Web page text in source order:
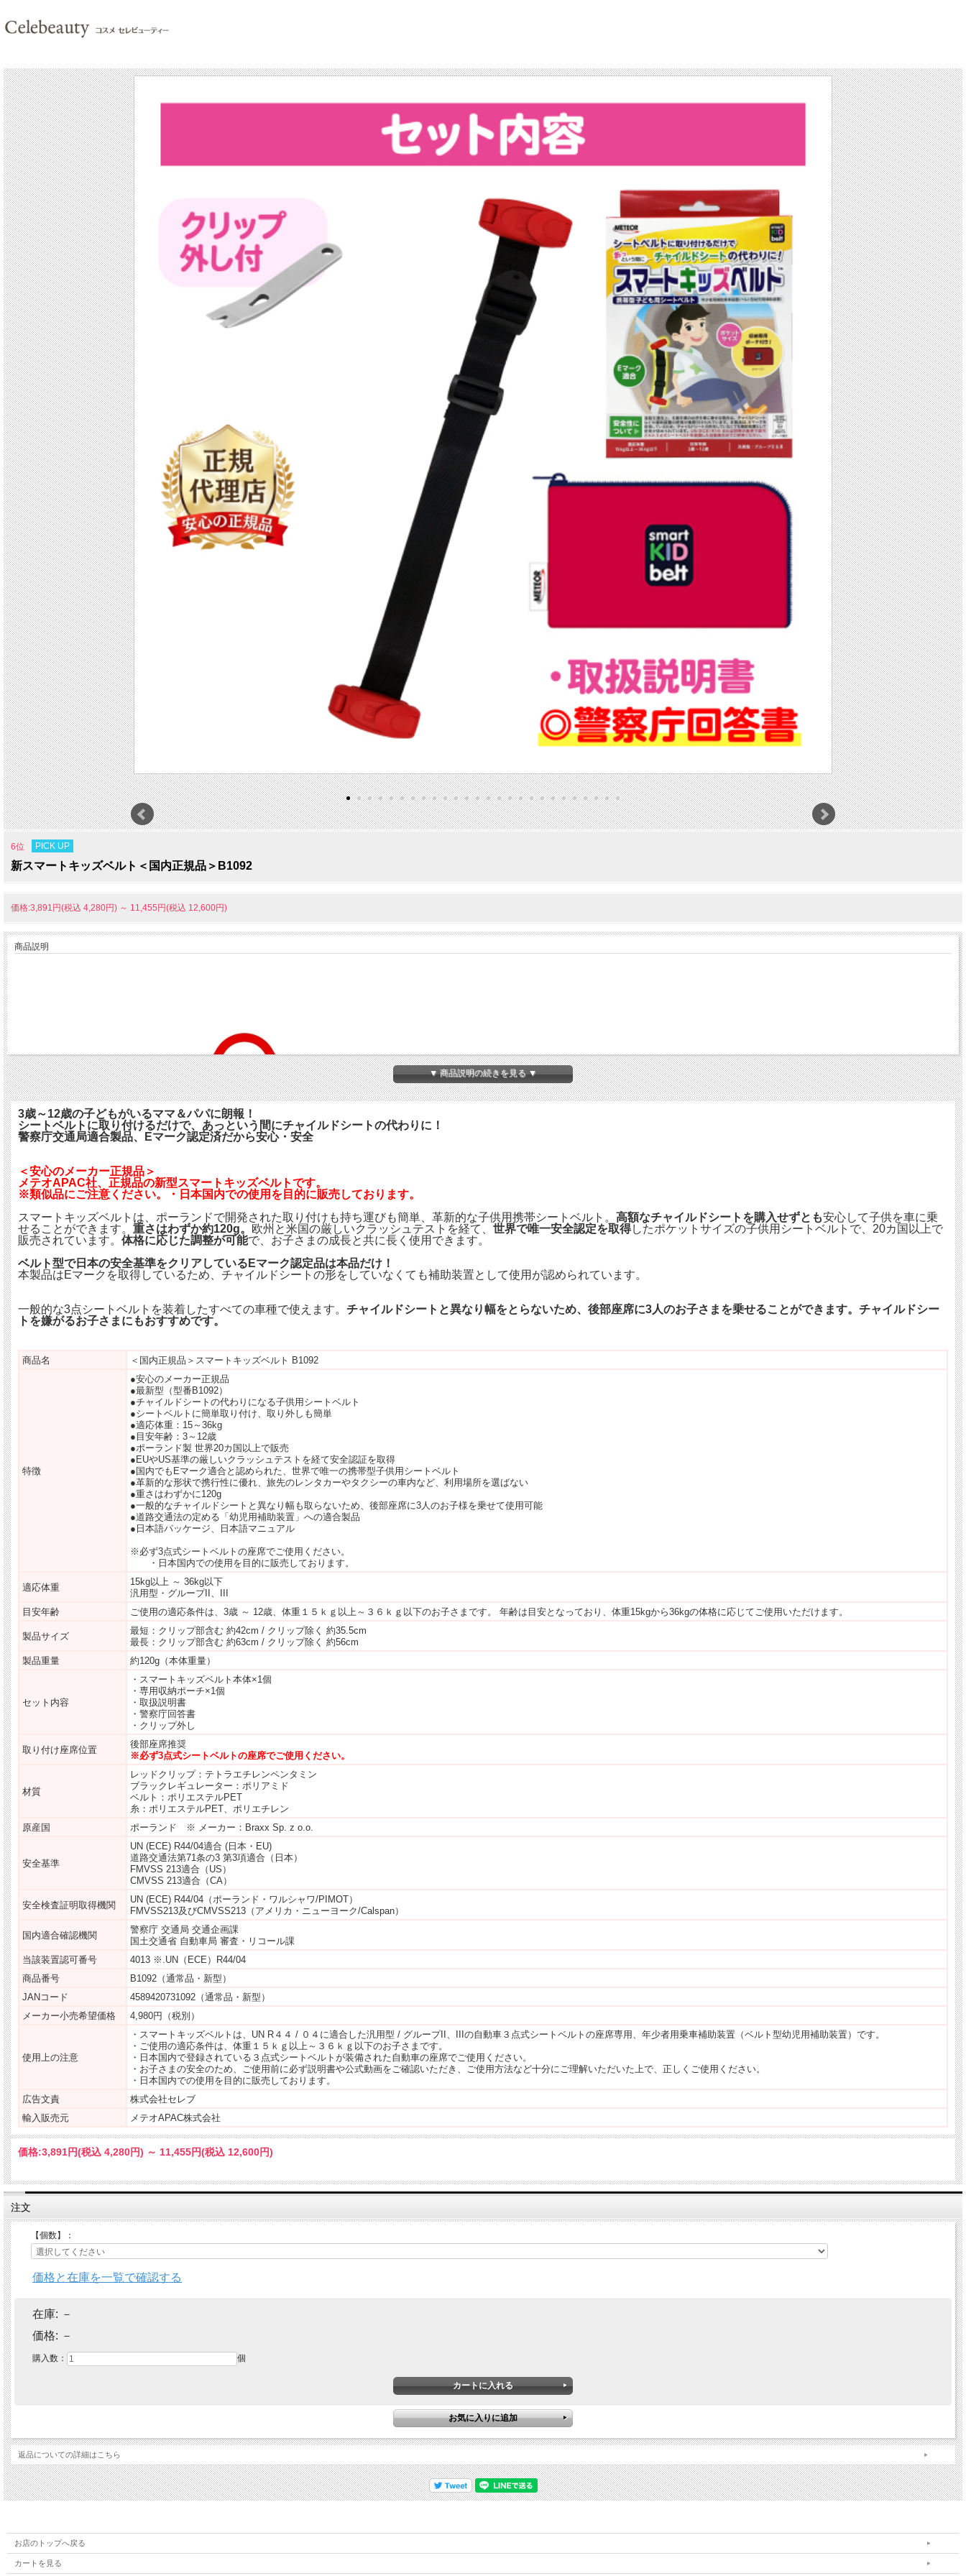
6位 PICK UP
新スマートキッズベルト＜国内正規品＞B1092
価格:3,891円(税込 4,280円) ～ 11,455円(税込 12,600円)
商品説明
▼ 商品説明の続きを見る ▼
3歳～12歳の子どもがいるママ＆パパに朗報！
シートベルトに取り付けるだけで、あっという間にチャイルドシートの代わりに！
警察庁交通局適合製品、Eマーク認定済だから安心・安全
＜安心のメーカー正規品＞
メテオAPAC社、正規品の新型スマートキッズベルトです。
※類似品にご注意ください。・日本国内での使用を目的に販売しております。
スマートキッズベルトは、ポーランドで開発された取り付けも持ち運びも簡単、革新的な子供用携帯シートベルト。 高額なチャイルドシートを購入せずとも安心して子供を車に乗
せることができます。 重さはわずか約120g。 欧州と米国の厳しいクラッシュテストを経て、 世界で唯一安全認定を取得したポケットサイズの子供用シートベルトで、20カ国以上で
販売されています。 体格に応じた調整が可能で、お子さまの成長と共に長く使用できます。
ベルト型で日本の安全基準をクリアしているEマーク認定品は本品だけ！
本製品はEマークを取得しているため、チャイルドシートの形をしていなくても補助装置として使用が認められています。
一般的な3点シートベルトを装着したすべての車種で使えます。 チャイルドシートと異なり幅をとらないため、後部座席に3人のお子さまを乗せることができます。チャイルドシー
トを嫌がるお子さまにもおすすめです。
商品名 ＜国内正規品＞スマートキッズベルト B1092
特徴
●安心のメーカー正規品
●最新型（型番B1092）
●チャイルドシートの代わりになる子供用シートベルト
●シートベルトに簡単取り付け、取り外しも簡単
●適応体重：15～36kg
●目安年齢：3～12歳
●ポーランド製 世界20カ国以上で販売
●EUやUS基準の厳しいクラッシュテストを経て安全認証を取得
●国内でもEマーク適合と認められた、世界で唯一の携帯型子供用シートベルト
●革新的な形状で携行性に優れ、旅先のレンタカーやタクシーの車内など、利用場所を選ばない
●重さはわずかに120g
●一般的なチャイルドシートと異なり幅も取らないため、後部座席に3人のお子様を乗せて使用可能
●道路交通法の定める「幼児用補助装置」への適合製品
●日本語パッケージ、日本語マニュアル
※必ず3点式シートベルトの座席でご使用ください。
・日本国内での使用を目的に販売しております。
適応体重
15kg以上 ～ 36kg以下
汎用型・グループII、III
目安年齢
ご使用の適応条件は、3歳 ～ 12歳、体重１５ｋｇ以上～３６ｋｇ以下のお子さまです。 年齢は目安となっており、体重15kgから36kgの体格に応じてご使用いただけます。
製品サイズ
最短：クリップ部含む 約42cm / クリップ除く 約35.5cm
最長：クリップ部含む 約63cm / クリップ除く 約56cm
製品重量
約120g（本体重量）
セット内容
・スマートキッズベルト本体×1個
・専用収納ポーチ×1個
・取扱説明書
・警察庁回答書
・クリップ外し
取り付け座席位置
後部座席推奨
※必ず3点式シートベルトの座席でご使用ください。
材質
レッドクリップ：テトラエチレンペンタミン
ブラックレギュレーター：ポリアミド
ベルト：ポリエステルPET
糸：ポリエステルPET、ポリエチレン
原産国
ポーランド ※ メーカー：Braxx Sp. z o.o.
安全基準
UN (ECE) R44/04適合 (日本・EU)
道路交通法第71条の3 第3項適合（日本）
FMVSS 213適合（US）
CMVSS 213適合（CA）
安全検査証明取得機関
UN (ECE) R44/04（ポーランド・ワルシャワ/PIMOT）
FMVSS213及びCMVSS213（アメリカ・ニューヨーク/Calspan）
国内適合確認機関
警察庁 交通局 交通企画課
国土交通省 自動車局 審査・リコール課
当該装置認可番号
4013 ※.UN（ECE）R44/04
商品番号
B1092（通常品・新型）
JANコード
4589420731092（通常品・新型）
メーカー小売希望価格
4,980円（税別）
使用上の注意
・スマートキッズベルトは、UN R４４ / ０４に適合した汎用型 / グループII、IIIの自動車３点式シートベルトの座席専用、年少者用乗車補助装置（ベルト型幼児用補助装置）です。
・ご使用の適応条件は、体重１５ｋｇ以上～３６ｋｇ以下のお子さまです。
・日本国内で登録されている３点式シートベルトが装備された自動車の座席でご使用ください。
・お子さまの安全のため、ご使用前に必ず説明書や公式動画をご確認いただき、ご使用方法など十分にご理解いただいた上で、正しくご使用ください。
・日本国内での使用を目的に販売しております。
広告文責
株式会社セレブ
輸入販売元
メテオAPAC株式会社
価格:3,891円(税込 4,280円) ～ 11,455円(税込 12,600円)
注文
【個数】：
価格と在庫を一覧で確認する
在庫: －
価格: －
購入数： 個
返品についての詳細はこちら
お店のトップへ戻る
カートを見る